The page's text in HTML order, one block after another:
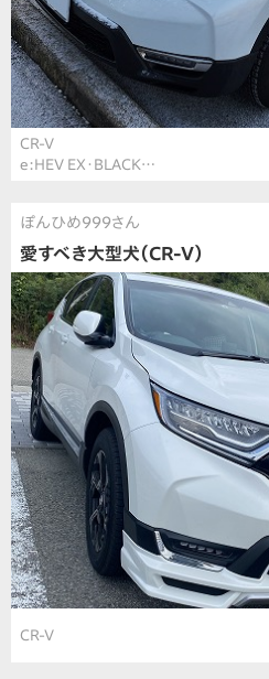
CR-V
e:HEV EX・BLACK…
ぽんひめ999さん
愛すべき大型犬（CR-V）
CR-V